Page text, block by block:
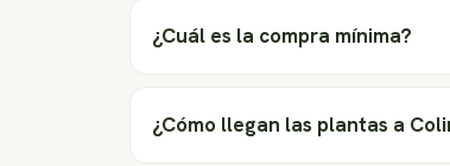
¿Cuál es la compra mínima?
¿Cómo llegan las plantas a